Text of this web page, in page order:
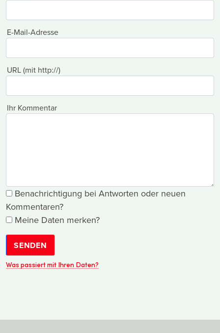
E-Mail-Adresse
URL (mit http://)
Ihr Kommentar
Benachrichtigung bei Antworten oder neuen
Kommentaren?
Meine Daten merken?
SENDEN
Was passiert mit Ihren Daten?